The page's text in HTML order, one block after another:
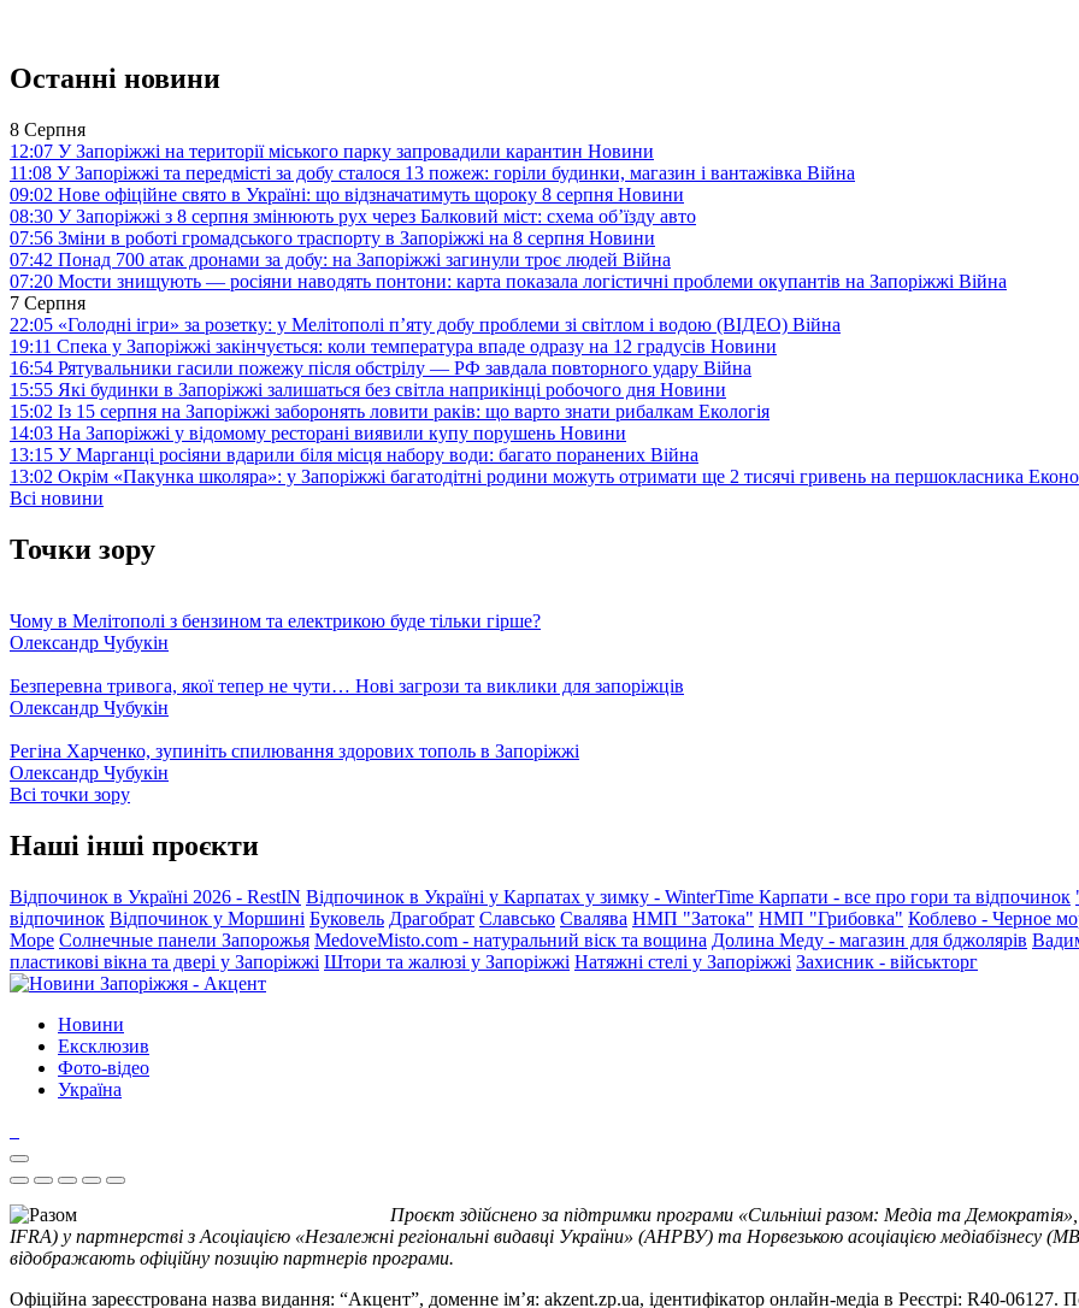
Останні новини
8 Серпня
12:07 У Запоріжжі на території міського парку запровадили карантин Новини
11:08 У Запоріжжі та передмісті за добу сталося 13 пожеж: горіли будинки, магазин і вантажівка Війна
09:02 Нове офіційне свято в Україні: що відзначатимуть щороку 8 серпня Новини
08:30 У Запоріжжі з 8 серпня змінюють рух через Балковий міст: схема об’їзду авто
07:56 Зміни в роботі громадського траспорту в Запоріжжі на 8 серпня Новини
07:42 Понад 700 атак дронами за добу: на Запоріжжі загинули троє людей Війна
07:20 Мости знищують — росіяни наводять понтони: карта показала логістичні проблеми окупантів на Запоріжжі Війна
7 Серпня
22:05 «Голодні ігри» за розетку: у Мелітополі п’яту добу проблеми зі світлом і водою (ВІДЕО) Війна
19:11 Спека у Запоріжжі закінчується: коли температура впаде одразу на 12 градусів Новини
16:54 Рятувальники гасили пожежу після обстрілу — РФ завдала повторного удару Війна
15:55 Які будинки в Запоріжжі залишаться без світла наприкінці робочого дня Новини
15:02 Із 15 серпня на Запоріжжі заборонять ловити раків: що варто знати рибалкам Екологія
14:03 На Запоріжжі у відомому ресторані виявили купу порушень Новини
13:15 У Марганці росіяни вдарили біля місця набору води: багато поранених Війна
13:02 Окрім «Пакунка школяра»: у Запоріжжі багатодітні родини можуть отримати ще 2 тисячі гривень на першокласника
Всі новини
Точки зору
Чому в Мелітополі з бензином та електрикою буде тільки гірше?
Олександр Чубукін
Безперевна тривога, якої тепер не чути… Нові загрози та виклики для запоріжців
Олександр Чубукін
Регіна Харченко, зупиніть спилювання здорових тополь в Запоріжжі
Олександр Чубукін
Всі точки зору
Наші інші проєкти
Відпочинок в Україні 2026 - RestIN Відпочинок в Україні у Карпатах у зимку - WinterTime Карпати - все про гори та відпочинок
відпочинок Відпочинок у Моршині Буковель Драгобрат Славсько Свалява НМП "Затока" НМП "Грибовка" Коблево - Черное
Море Солнечные панели Запорожья MedoveMisto.com - натуральний віск та вощина Долина Меду - магазин для бджолярів
пластикові вікна та двері у Запоріжжі Штори та жалюзі у Запоріжжі Натяжні стелі у Запоріжжі Захисник - військторг
Новини
Ексклюзив
Фото-відео
Україна
Проєкт здійснено за підтримки програми «Сильніші разом: Медіа та
IFRA) у партнерстві з Асоціацією «Незалежні регіональні видавці України» (АНРВУ) та Норвезькою асоціацією медіабізнесу
відображають офіційну позицію партнерів програми.
Офіційна зареєстрована назва видання: “Акцент”, доменне ім’я: akzent.zp.ua, ідентифікатор онлайн-медіа в Реєстрі: R40-